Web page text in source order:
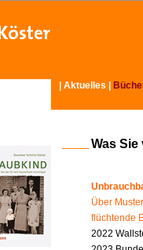
Aktuelles
Was
Über
flüchtende
2022